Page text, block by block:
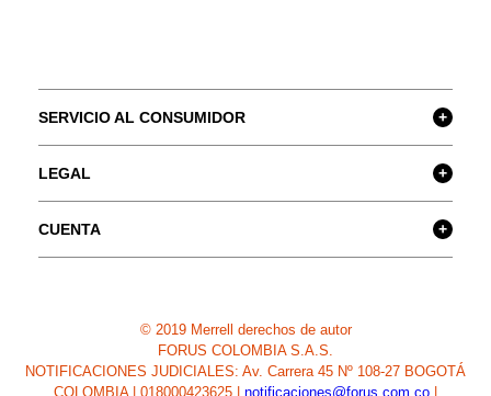
SERVICIO AL CONSUMIDOR +
LEGAL +
CUENTA +
© 2019 Merrell derechos de autor
FORUS COLOMBIA S.A.S.
NOTIFICACIONES JUDICIALES: Av. Carrera 45 Nº 108-27 BOGOTÁ
COLOMBIA | 018000423625 | notificaciones@forus.com.co